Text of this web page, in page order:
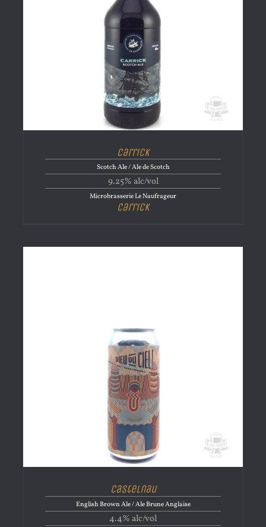
Carrick
Scotch Ale / Ale de Scotch
9.25% alc/vol
Microbrasserie Le Naufrageur
Carrick
Castelnau
English Brown Ale / Ale Brune Anglaise
4.4% alc/vol